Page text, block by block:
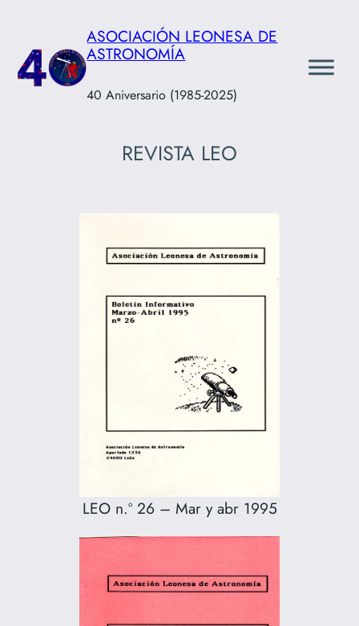
contenido
ASOCIACIÓN LEONESA DE
ASTRONOMÍA
40 Aniversario (1985-2025)
REVISTA LEO
LEO n.º 26 – Mar y abr 1995